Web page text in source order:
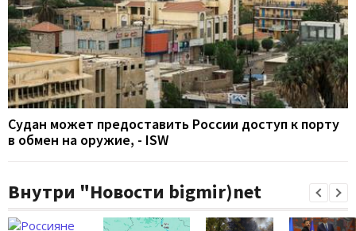
Судан может предоставить России доступ к порту
в обмен на оружие, - ISW
Внутри "Новости bigmir)net